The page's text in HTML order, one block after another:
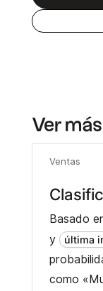
Ver
Ventas
Basado
y última
como